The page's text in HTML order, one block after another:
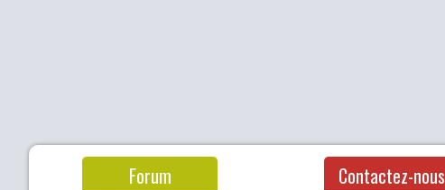
Forum Contactez-nous